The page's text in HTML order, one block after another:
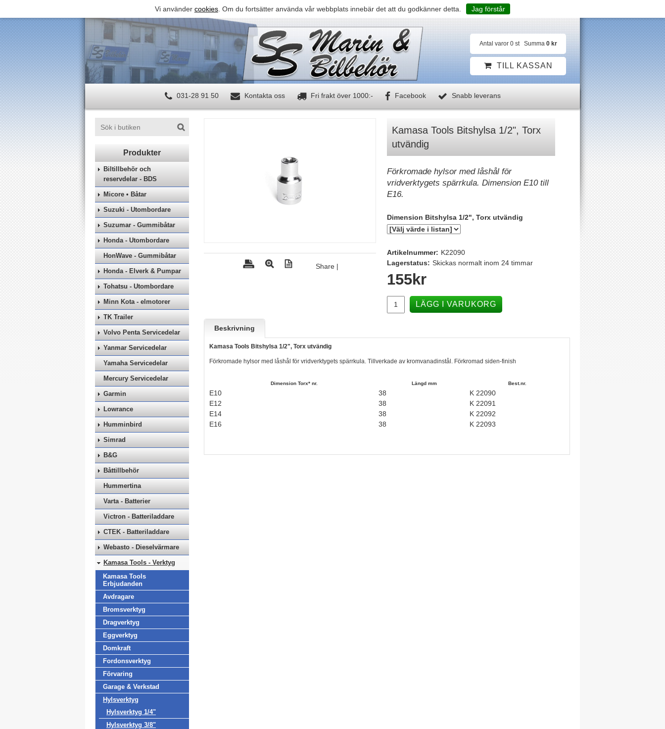
Vi använder cookies. Om du fortsätter använda vår webbplats innebär det att du godkänner detta. Jag förstår
Antal varor 0 st Summa 0 kr
TILL KASSAN
031-28 91 50 Kontakta oss Fri frakt över 1000:- Facebook Snabb leverans
Biltillbehör och
reservdelar - BDS
Micore • Båtar
Suzuki - Utombordare
Suzumar - Gummibåtar
Honda - Utombordare
HonWave - Gummibåtar
Honda - Elverk & Pumpar
Tohatsu - Utombordare
Minn Kota - elmotorer
TK Trailer
Volvo Penta Servicedelar
Yanmar Servicedelar
Yamaha Servicedelar
Mercury Servicedelar
Garmin
Lowrance
Humminbird
Simrad
B&G
Båttillbehör
Hummertina
Varta - Batterier
Victron - Batteriladdare
CTEK - Batteriladdare
Webasto - Dieselvärmare
Kamasa Tools - Verktyg
Kamasa Tools
Erbjudanden
Avdragare
Bromsverktyg
Dragverktyg
Eggverktyg
Domkraft
Fordonsverktyg
Förvaring
Garage & Verkstad
Hylsverktyg
Hylsverktyg 1/4"
Hylsverktyg 3/8"
Share |
Kamasa Tools Bitshylsa 1/2", Torx
utvändig
Förkromade hylsor med låshål för
vridverktygets spärrkula. Dimension E10 till
E16.
Dimension Bitshylsa 1/2", Torx utvändig
Artikelnummer: K22090
Lagerstatus: Skickas normalt inom 24 timmar
155kr
LÄGG I VARUKORG
Beskrivning
Kamasa Tools Bitshylsa 1/2", Torx utvändig
Förkromade hylsor med låshål för vridverktygets spärrkula. Tillverkade av kromvanadinstål. Förkromad siden-finish
Dimension Torx* nr. Längd mm Best.nr.
E10 38
K 22090
E12
38
K 22091
E14
38
K 22092
E16
38 K 22093